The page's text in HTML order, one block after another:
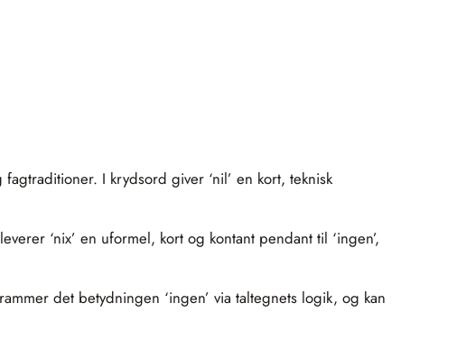
I krydsord giver ‘nil’ en kort, teknisk
‘nix’ en uformel, kort og kontant pendant til ‘ingen’,
det betydningen ‘ingen’ via taltegnets logik, og kan